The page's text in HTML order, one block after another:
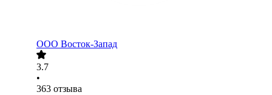
ООО Восток-Запад
3.7
•
363 отзыва